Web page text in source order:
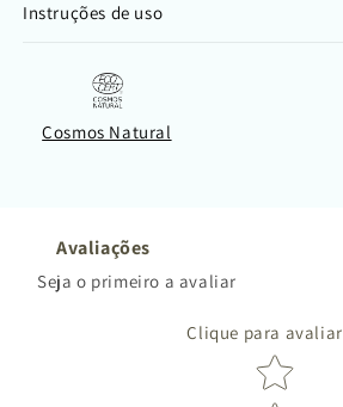
Instruções de uso
Cosmos Natural
Avaliações
Seja o primeiro a avaliar
Clique para avaliar
Star rating